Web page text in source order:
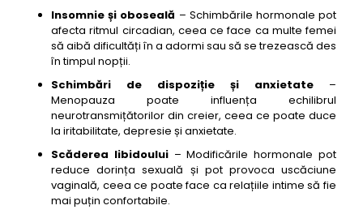
Insomnie și oboseală – Schimbările hormonale pot
afecta ritmul circadian, ceea ce face ca multe femei
să aibă dificultăți în a adormi sau să se trezească des
în timpul nopții.
Schimbări de dispoziție și anxietate –
Menopauza poate influența echilibrul
neurotransmițătorilor din creier, ceea ce poate duce
la iritabilitate, depresie și anxietate.
Scăderea libidoului– Modificările hormonale pot
reduce dorința sexuală și pot provoca uscăciune
vaginală, ceea ce poate face ca relațiile intime să fie
mai puțin confortabile.